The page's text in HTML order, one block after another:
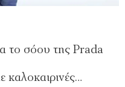
το σόου της Prada
καλοκαιρινές…